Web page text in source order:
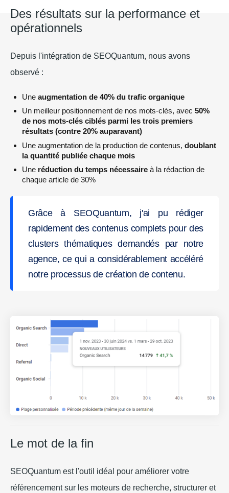
Des résultats sur la performance et
opérationnels
Depuis l'intégration de SEOQuantum, nous avons
observé :
Une augmentation de 40% du trafic organique
Un meilleur positionnement de nos mots-clés, avec 50%
de nos mots-clés ciblés parmi les trois premiers
résultats (contre 20% auparavant)
Une augmentation de la production de contenus, doublant
la quantité publiée chaque mois
Une réduction du temps nécessaireà la rédaction de
chaque article de 30%
Grâce à SEOQuantum, j'ai pu rédiger
rapidement des contenus complets pour des
clusters thématiques demandés par notre
agence, ce qui a considérablement accéléré
notre processus de création de contenu.
Le mot de la fin
SEOQuantum est l'outil idéal pour améliorer votre
référencement sur les moteurs de recherche, structurer et